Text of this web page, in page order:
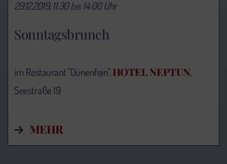
Sonntagsbrunch
29.12.2019, 11:30 bis 14:00 Uhr
im Restaurant "Dünenfein",HOTEL NEPTUN,
Seestraße 19
MEHR